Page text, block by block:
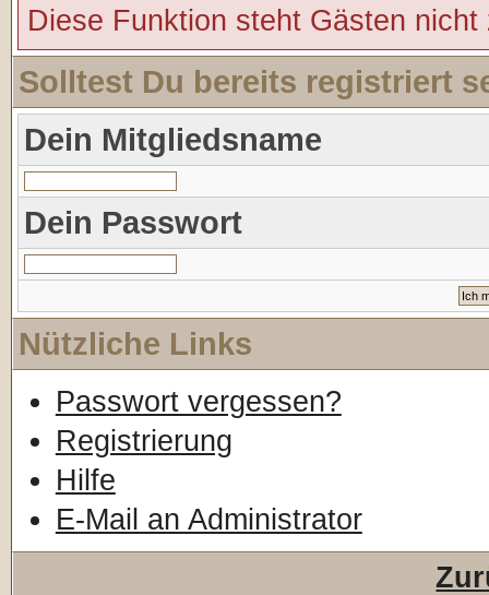
Diese Funktion steht Gästen nicht
Solltest Du bereits registriert
Dein Mitgliedsname
Dein Passwort
Nützliche Links
Passwort vergessen?
Registrierung
Hilfe
E-Mail an Administrator